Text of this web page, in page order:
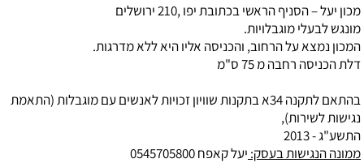
מכון יעל – הסניף הראשי בכתובת יפו ,210 ירושלים
מונגש לבעלי מוגבלויות.
המכון נמצא על הרחוב, והכניסה אליו היא ללא מדרגות.
דלת הכניסה רחבה מ 75 ס"מ
בהתאם לתקנה 34א בתקנות שוויון זכויות לאנשים עם מוגבלות (התאמת
נגישות לשירות),
התשע"ג - 2013
ממונה הנגישות בעסק: יעל קאפח 0545705800